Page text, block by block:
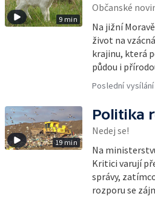
9 min
Občanské
Na jižní
život na
krajinu, která
půdou i
Poslední vysílání
19 min
Politika
Nedej se!
Na
Kritici varují
správy,
rozporu se